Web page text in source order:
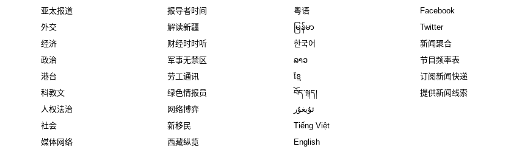
亚太报道
外交
经济
政治
港台
科教文
人权法治
社会
媒体网络
报导者时间
解读新疆
财经时时听
军事无禁区
劳工通讯
绿色情报员
网络博弈
新移民
西藏纵览
粤语
မြန်မာ
한국어
ລາວ
ខ្មែ
བོད་སྐད།
ئۇيغۇر
Tiếng Việt
English
Facebook
Twitter
新闻聚合
节目频率表
订阅新闻快递
提供新闻线索